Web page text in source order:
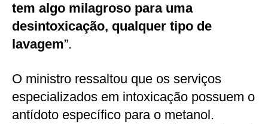
tem algo milagroso para uma
desintoxicação, qualquer tipo de
lavagem”.
O ministro ressaltou que os serviços
especializados em intoxicação possuem o
antídoto específico para o metanol.